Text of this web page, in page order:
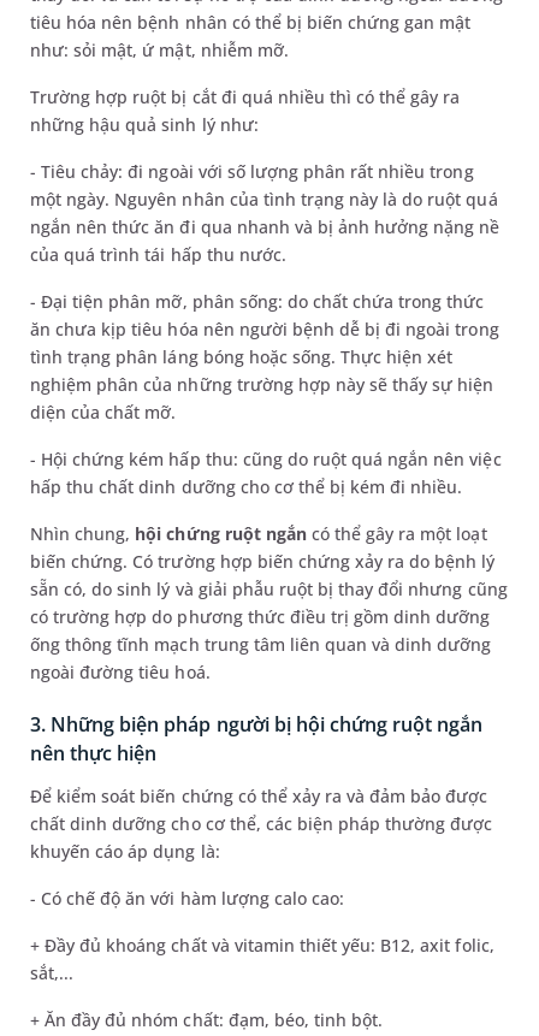
tiêu hóa nên bệnh nhân có thể bị biến chứng gan mật
như: sỏi mật, ứ mật, nhiễm mỡ.
Trường hợp ruột bị cắt đi quá nhiều thì có thể gây ra
những hậu quả sinh lý như:
- Tiêu chảy: đi ngoài với số lượng phân rất nhiều trong
một ngày. Nguyên nhân của tình trạng này là do ruột quá
ngắn nên thức ăn đi qua nhanh và bị ảnh hưởng nặng nề
của quá trình tái hấp thu nước.
- Đại tiện phân mỡ, phân sống: do chất chứa trong thức
ăn chưa kịp tiêu hóa nên người bệnh dễ bị đi ngoài trong
tình trạng phân láng bóng hoặc sống. Thực hiện xét
nghiệm phân của những trường hợp này sẽ thấy sự hiện
diện của chất mỡ.
- Hội chứng kém hấp thu: cũng do ruột quá ngắn nên việc
hấp thu chất dinh dưỡng cho cơ thể bị kém đi nhiều.
Nhìn chung, hội chứng ruột ngắncó thể gây ra một loạt
biến chứng. Có trường hợp biến chứng xảy ra do bệnh lý
sẵn có, do sinh lý và giải phẫu ruột bị thay đổi nhưng cũng
có trường hợp do phương thức điều trị gồm dinh dưỡng
ống thông tĩnh mạch trung tâm liên quan và dinh dưỡng
ngoài đường tiêu hoá.
3. Những biện pháp người bị hội chứng ruột ngắn
nên thực hiện
Để kiểm soát biến chứng có thể xảy ra và đảm bảo được
chất dinh dưỡng cho cơ thể, các biện pháp thường được
khuyến cáo áp dụng là:
- Có chế độ ăn với hàm lượng calo cao:
+ Đầy đủ khoáng chất và vitamin thiết yếu: B12, axit folic,
sắt,...
+ Ăn đầy đủ nhóm chất: đạm, béo, tinh bột.